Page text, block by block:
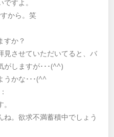
すよ。
から。笑
すか？
見させていただいてると、バ
がしますが･･･(^^)
かな･･･(^^ゞ
ね。欲求不満蓄積中でしょう